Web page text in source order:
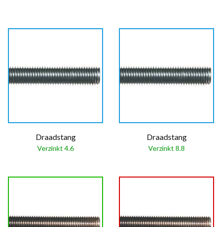
Draadstang
Verzinkt 4.6
Draadstang
Verzinkt 8.8